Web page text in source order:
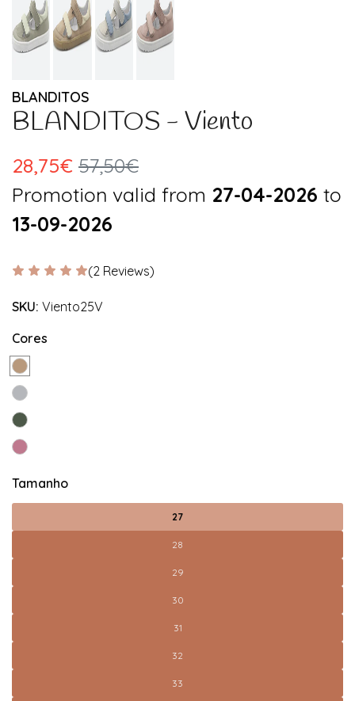
BLANDITOS
BLANDITOS - Viento
28,75€ 57,50€
Promotion valid from 27-04-2026 to
13-09-2026
(2 Reviews)
SKU: Viento25V
Cores
Tamanho
27
28
29
30
31
32
33